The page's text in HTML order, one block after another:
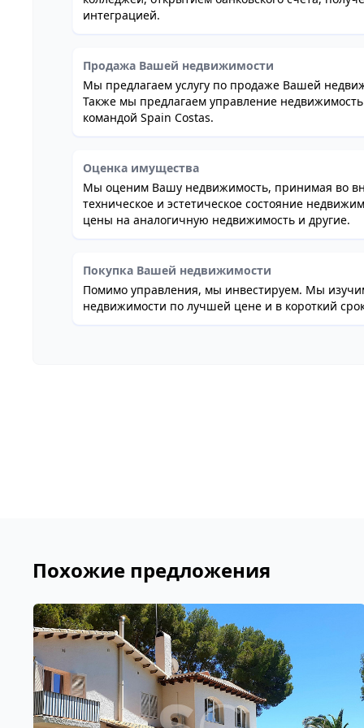
интеграцией.
Продажа Вашей недвижимости
Мы предлагаем услугу по продаже Вашей
Также мы предлагаем управление
командой Spain Costas.
Оценка имущества
Мы оценим Вашу недвижимость, принимая во
техническое и эстетическое состояние
цены на аналогичную недвижимость и другие.
Покупка Вашей недвижимости
Помимо управления, мы инвестируем. Мы
недвижимости по лучшей цене и в короткий
Похожие предложения